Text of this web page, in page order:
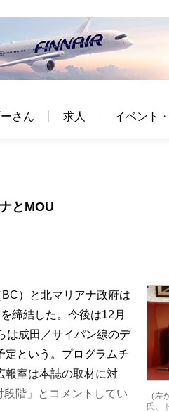
さん 求人 イベント
とMOU
（
氏、
）と北マリアナ政府は
締結した。今後は12月
は成田／サイパン線のデ
定という。プログラムチ
報室は本誌の取材に対
階」とコメントしてい